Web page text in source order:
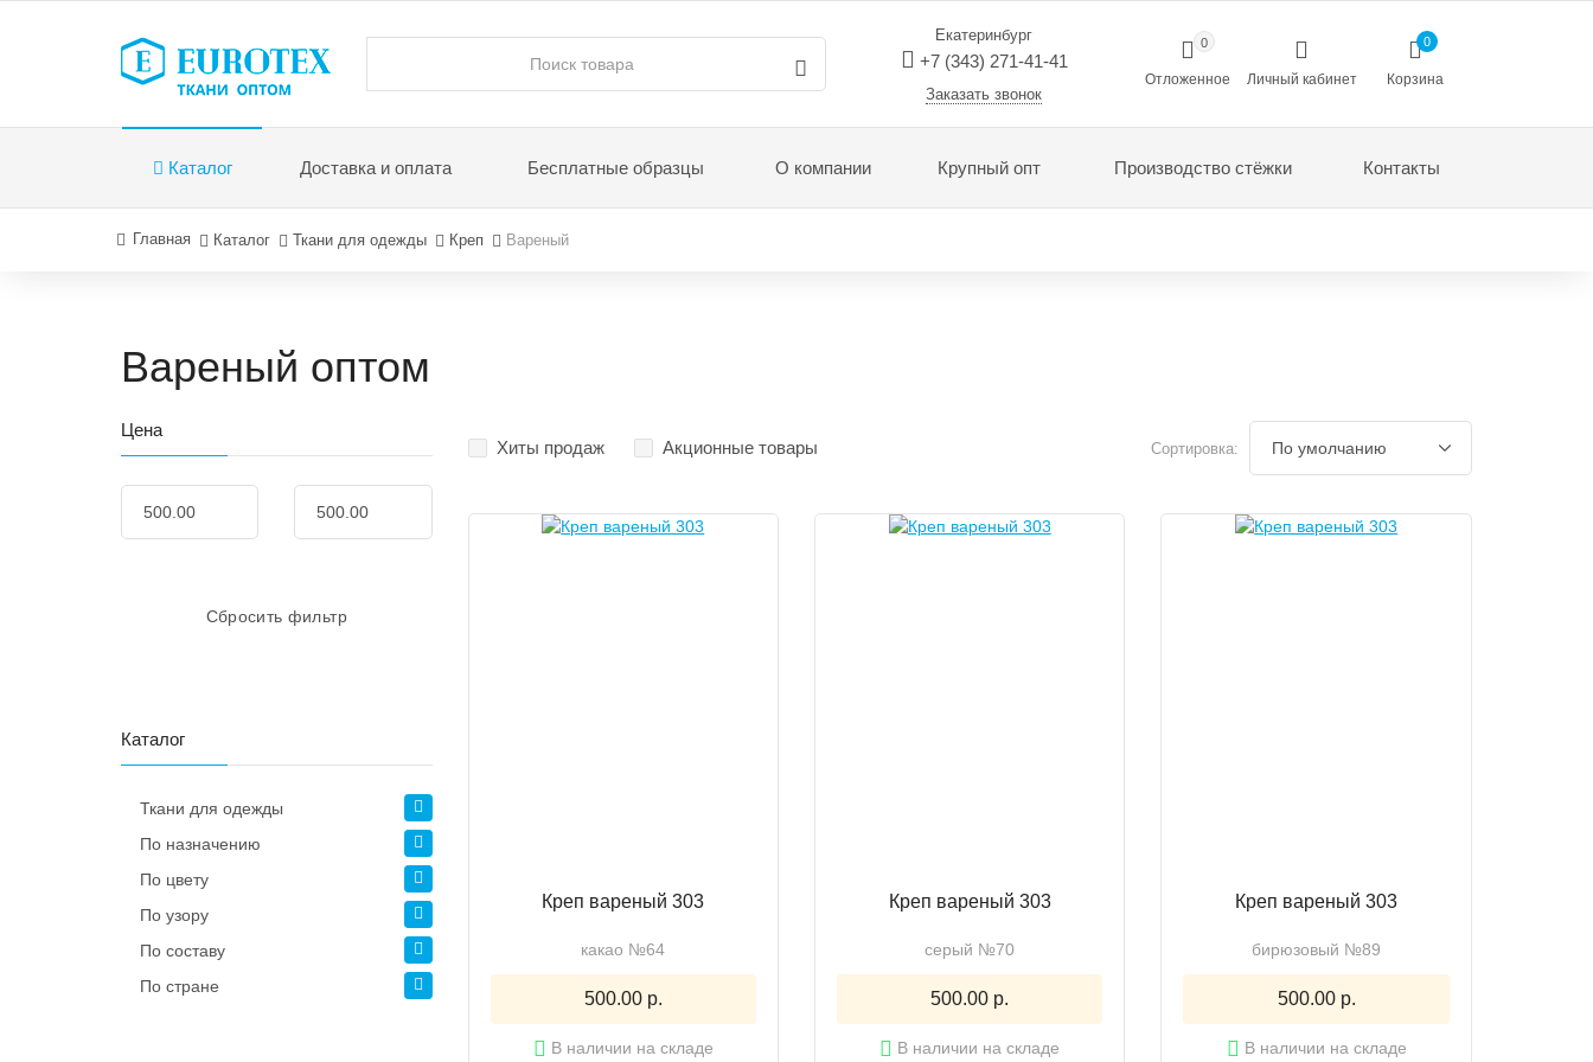
Екатеринбург
+7 (343) 271-41-41
Заказать звонок
0
Отложенное Личный кабинет
0
Корзина
Каталог Доставка и оплата Бесплатные образцы О компании Крупный опт Производство стёжки Контакты
Главная Каталог Ткани для одежды Креп Вареный
Вареный оптом
Хиты продаж Акционные товары Сортировка:
Креп вареный 303
какао №64
500.00 р.
В наличии на складе
Креп вареный 303
серый №70
500.00 р.
В наличии на складе
Креп вареный 303
бирюзовый №89
500.00 р.
В наличии на складе
Цена
Сбросить фильтр
Каталог
Ткани для одежды
По назначению
По цвету
По узору
По составу
По стране